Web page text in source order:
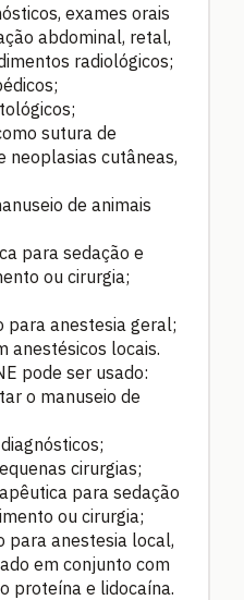
exames orais
abdominal, retal,
radiológicos;
sutura de
neoplasias cutâneas,
de animais
para sedação e
ou cirurgia;
para anestesia geral;
anestésicos locais.
pode ser usado:
o manuseio de
cirurgias;
para sedação
ou cirurgia;
para anestesia local,
em conjunto com
proteína e lidocaína.